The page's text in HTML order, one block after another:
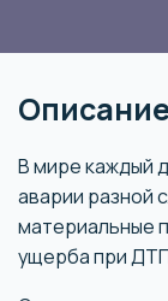
В мире каждый
аварии разной
материальные
ущерба при